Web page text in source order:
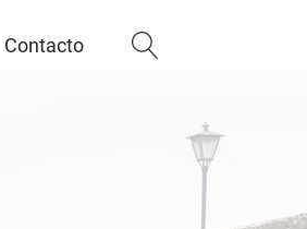
Contacto